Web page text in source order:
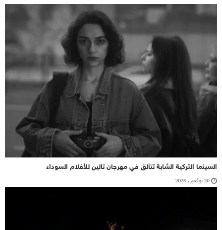
السينما التركية الشابة تتألق في مهرجان تالين للأفلام السوداء
20 نوفمبر، 2025